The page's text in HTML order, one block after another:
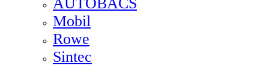
Mobil
Rowe
Sintec